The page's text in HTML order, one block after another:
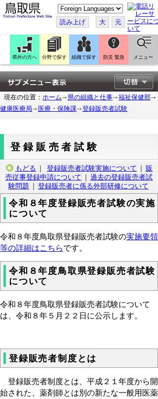
こ
の
ペ
ー
ジ
翻
訳
す
る
読み上げ 大 元
県外の方へ 分野で探す 組織で探す 防災 緊急 メニュー
現在の位置： ホーム 県の組織と仕事
福祉保健部
健康医療局
医療・保険課 登録販売者試験
登録販売者試験
もどる ｜ 登録販売者試験実施について ｜ 販
売従事登録申請について ｜ 過去の登録販売者試
験問題 ｜ 登録販売者に係る外部研修について
令和８年度登録販売者試験の実施
について
令和８年度鳥取県登録販売者試験の実施要領
等の詳細はこちらです。
令和８年度鳥取県登録販売者試験
について
令和８年度鳥取県登録販売者試験について
は、令和８年５月２２日に公示します。
登録販売者制度とは
登録販売者制度とは、平成２１年度から開
始された、薬剤師とは別の新たな一般用医薬